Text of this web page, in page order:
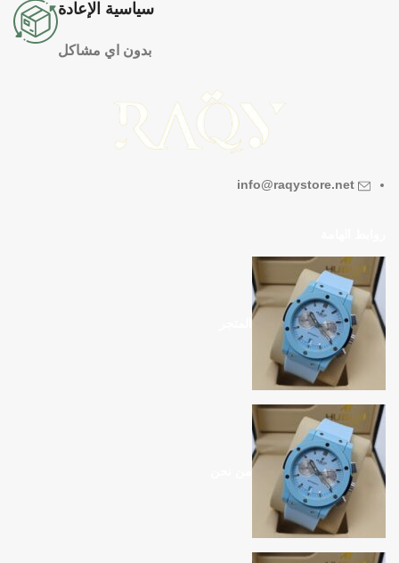
سياسية الإعادة
بدون اي مشاكل
info@raqystore.net